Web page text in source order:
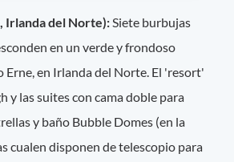
Irlanda del Norte):Siete burbujas
en un verde y frondoso
Erne, en Irlanda del Norte. El 'resort'
y las suites con cama doble para
y baño Bubble Domes (en la
cualen disponen de telescopio para